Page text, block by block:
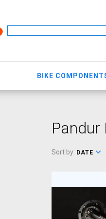
BIKE
Pandur
Sort by: DATE